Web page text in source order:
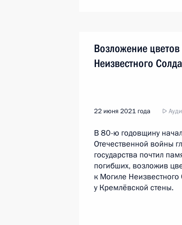
Возложение
Неизвестного
22 июня 2021 года
В 80-ю годовщину
Отечественной войны
государства почтил
погибших, возложив
к Могиле Неизвестного
у Кремлёвской стены.